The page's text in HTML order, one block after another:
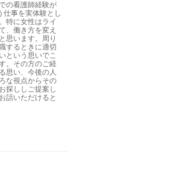
の看護師経験が
仕事を実体験とし
特に女性はライ
、働き方を変え
思います。周り
するときに適切
という思いでこ
。その方のご経
思い、今後の人
な視点からその
探ししご提案し
話いただけると